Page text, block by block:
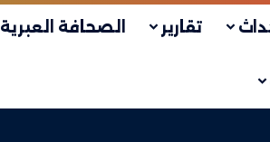
تقارير الصحافة العبرية